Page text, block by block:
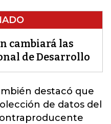
cambiará las
de Desarrollo
destacó que
de datos del